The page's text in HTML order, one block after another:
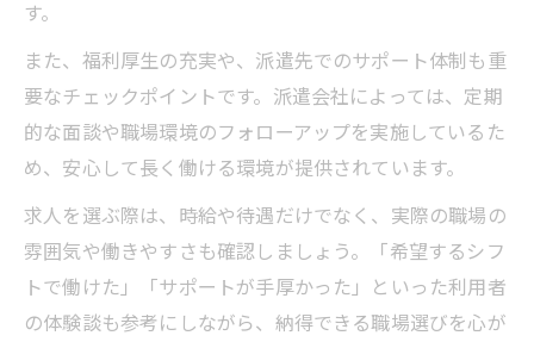
す。
また、福利厚生の充実や、派遣先でのサポート体制も重
要なチェックポイントです。派遣会社によっては、定期
的な面談や職場環境のフォローアップを実施しているた
め、安心して長く働ける環境が提供されています。
求人を選ぶ際は、時給や待遇だけでなく、実際の職場の
雰囲気や働きやすさも確認しましょう。「希望するシフ
トで働けた」「サポートが手厚かった」といった利用者
の体験談も参考にしながら、納得できる職場選びを心が